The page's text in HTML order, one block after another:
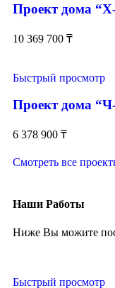
Проект дома
10 369 700 ₸
Быстрый просмотр
Проект дома
6 378 900 ₸
Смотреть все
Наши Работы
Ниже Вы можите
Быстрый просмотр